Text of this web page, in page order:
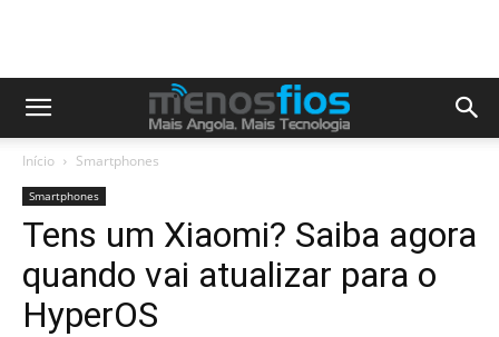
Início Smartphones
Smartphones
Tens um Xiaomi? Saiba agora
quando vai atualizar para o
HyperOS